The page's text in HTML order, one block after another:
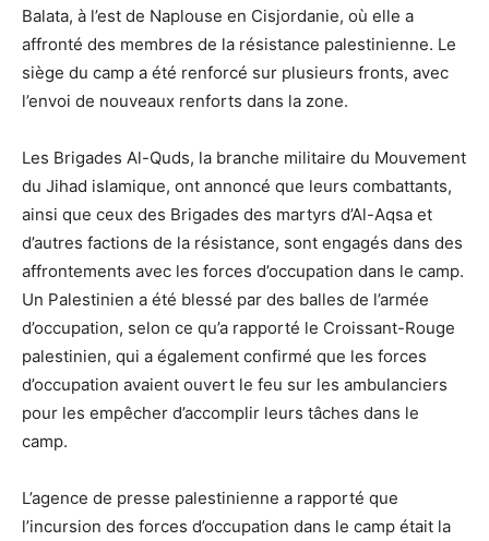
Balata, à l’est de Naplouse en Cisjordanie, où elle a
affronté des membres de la résistance palestinienne. Le
siège du camp a été renforcé sur plusieurs fronts, avec
l’envoi de nouveaux renforts dans la zone.
Les Brigades Al-Quds, la branche militaire du Mouvement
du Jihad islamique, ont annoncé que leurs combattants,
ainsi que ceux des Brigades des martyrs d’Al-Aqsa et
d’autres factions de la résistance, sont engagés dans des
affrontements avec les forces d’occupation dans le camp.
Un Palestinien a été blessé par des balles de l’armée
d’occupation, selon ce qu’a rapporté le Croissant-Rouge
palestinien, qui a également confirmé que les forces
d’occupation avaient ouvert le feu sur les ambulanciers
pour les empêcher d’accomplir leurs tâches dans le
camp.
L’agence de presse palestinienne a rapporté que
l’incursion des forces d’occupation dans le camp était la